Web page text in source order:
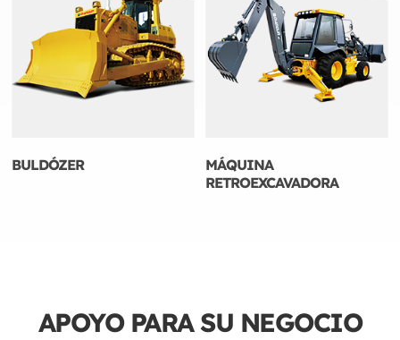
BULDÓZER
MÁQUINA
RETROEXCAVADORA
APOYO PARA SU NEGOCIO